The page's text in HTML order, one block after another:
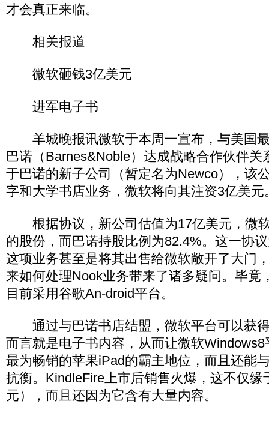
才会真正来临。
相关报道
微软砸钱3亿美元
进军电子书
羊城晚报讯微软于本周一宣布，与美国
巴诺（Barnes&Noble）达成战略合作伙伴关
于巴诺的新子公司（暂定名为Newco），该
字和大学书店业务，微软将向其注资3亿美元
根据协议，新公司估值为17亿美元，微
的股份，而巴诺持股比例为82.4%。这一协
这项业务甚至是将其出售给微软敞开了大门
来如何处理Nook业务带来了诸多疑问。毕竟
目前采用谷歌An-droid平台。
通过与巴诺书店结盟，微软平台可以获
而言就是电子书内容，从而让微软
最为畅销的苹果iPad的霸主地位，而且还能
抗衡。KindleFire上市后销售火爆，这不仅缘
元），而且还因为它含有大量内容。